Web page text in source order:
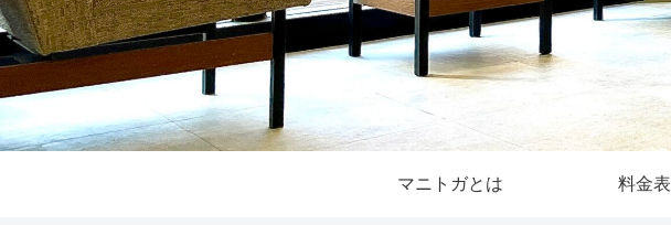
マニトガとは 料金表